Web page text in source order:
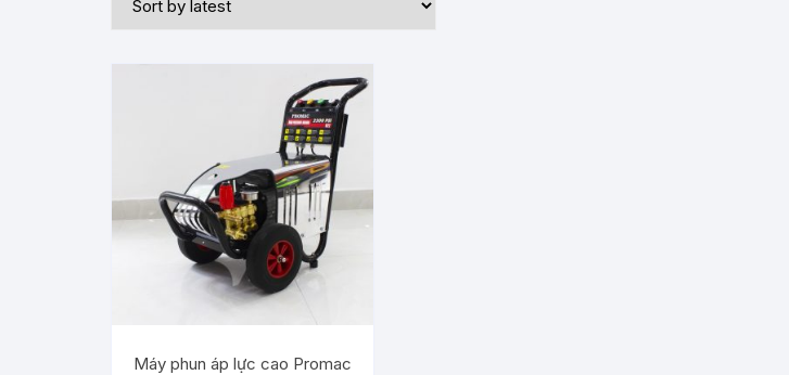
Máy phun áp lực cao Promac